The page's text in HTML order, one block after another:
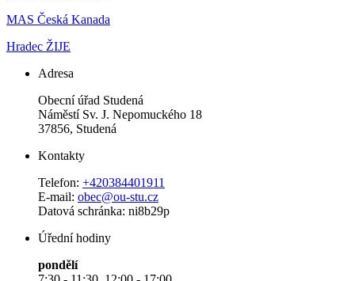
MAS Česká Kanada
Hradec ŽIJE
Adresa
Obecní úřad Studená
Náměstí Sv. J. Nepomuckého 18
37856, Studená
Kontakty
Telefon: +420384401911
E-mail: obec@ou-stu.cz
Datová schránka: ni8b29p
Úřední hodiny
pondělí